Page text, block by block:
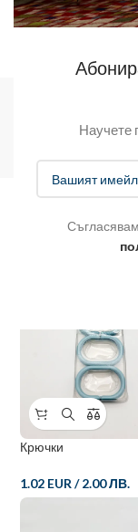
Научете
Туалетные
Ёршики
Крючки
1.02 EUR /2.00 ЛВ.